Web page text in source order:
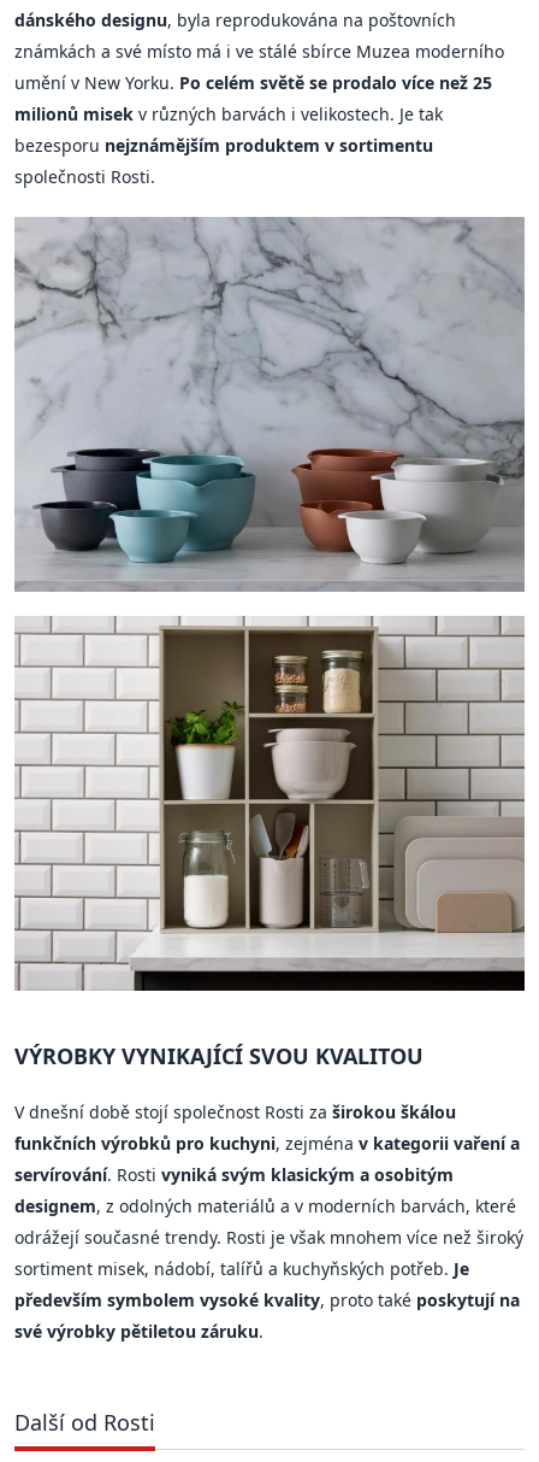
dánského designu, byla reprodukována na poštovních
známkách a své místo má i ve stálé sbírce Muzea moderního
umění v New Yorku. Po celém světě se prodalo více než 25
milionů misek v různých barvách i velikostech. Je tak
bezesporu nejznámějším produktem v sortimentu
společnosti Rosti.
VÝROBKY VYNIKAJÍCÍ SVOU KVALITOU
V dnešní době stojí společnost Rosti za širokou škálou
funkčních výrobků pro kuchyni, zejména v kategorii vaření a
servírování. Rosti vyniká svým klasickým a osobitým
designem, z odolných materiálů a v moderních barvách, které
odrážejí současné trendy. Rosti je však mnohem více než široký
sortiment misek, nádobí, talířů a kuchyňských potřeb. Je
především symbolem vysoké kvality, proto také poskytují na
své výrobky pětiletou záruku.
Další od Rosti